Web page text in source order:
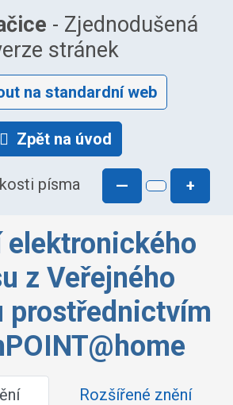
- Zjednodušená
stránek
na standardní web
Zpět na úvod
písma — +
elektronického
z Veřejného
prostřednictvím
Rozšířené znění